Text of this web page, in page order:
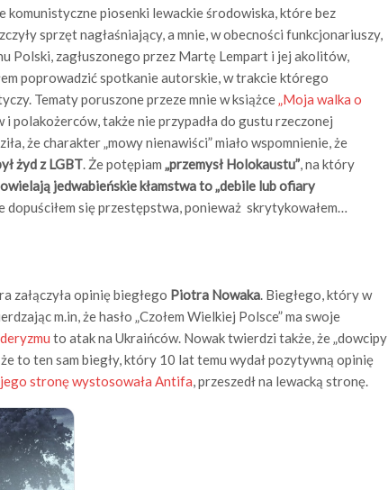
komunistyczne piosenki lewackie środowiska, które bez
sprzęt nagłaśniający, a mnie, w obecności funkcjonariuszy,
Polski, zagłuszonego przez Martę Lempart i jej akolitów,
poprowadzić spotkanie autorskie, w trakcie którego
Tematy poruszone przeze mnie w książce„Moja walka o
polakożerców, także nie przypadła do gustu rzeczonej
że charakter „mowy nienawiści” miało wspomnienie, że
żyd z LGBT. Że potępiam „przemysł Holokaustu”, na który
jedwabieńskie kłamstwa to „debile lub ofiary
dopuściłem się przestępstwa, ponieważ skrytykowałem…
załączyła opinię biegłego Piotra Nowaka. Biegłego, który w
m.in, że hasło „Czołem Wielkiej Polsce”ma swoje
to atak na Ukraińców. Nowak twierdzi także, że „dowcipy
to ten sam biegły, który 10 lat temu wydał pozytywną opinię
stronę wystosowała Antifa, przeszedł na lewacką stronę.